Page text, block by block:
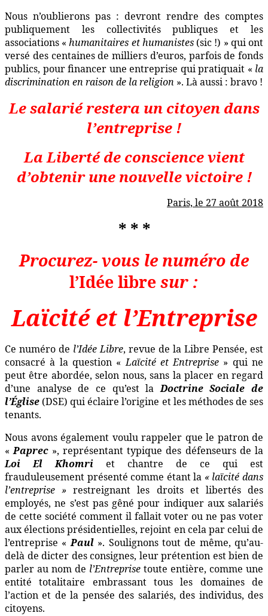
Nous n’oublierons pas : devront rendre des comptes
publiquement les collectivités publiques et les
associations «humanitaires et humanistes(sic !) » qui ont
versé des centaines de milliers d’euros, parfois de fonds
publics, pour financer une entreprise qui pratiquait « la
discrimination en raison de la religion ». Là aussi : bravo !
Le salarié restera un citoyen dans
l’entreprise !
La Liberté de conscience vient
d’obtenir une nouvelle victoire !
Paris, le 27 août 2018
* * *
Procurez- vous le numéro de
l’Idée libre sur :
Laïcité et l’Entreprise
Ce numéro de l’Idée Libre, revue de la Libre Pensée, est
consacré à la question «Laïcité et Entreprise » qui ne
peut être abordée, selon nous, sans la placer en regard
d’une analyse de ce qu’est laDoctrine Sociale de
l’Église (DSE) qui éclaire l’origine et les méthodes de ses
tenants.
Nous avons également voulu rappeler que le patron de
«Paprec», représentant typique des défenseurs de la
Loi El Khomri et chantre de ce qui est
frauduleusement présenté comme étant la « laïcité dans
l’entreprise » restreignant les droits et libertés des
employés, ne s’est pas gêné pour indiquer aux salariés
de cette société comment il fallait voter ou ne pas voter
aux élections présidentielles, rejoint en cela par celui de
l’entreprise «Paul». Soulignons tout de même, qu’au-
delà de dicter des consignes, leur prétention est bien de
parler au nom de l’Entreprise toute entière, comme une
entité totalitaire embrassant tous les domaines de
l’action et de la pensée des salariés, des individus, des
citoyens.